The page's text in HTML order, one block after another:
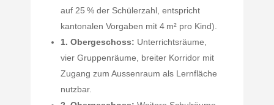
auf 25 % der Schülerzahl, entspricht
kantonalen Vorgaben mit 4 m² pro Kind).
1. Obergeschoss: Unterrichtsräume,
vier Gruppenräume, breiter Korridor mit
Zugang zum Aussenraum als Lernfläche
nutzbar.